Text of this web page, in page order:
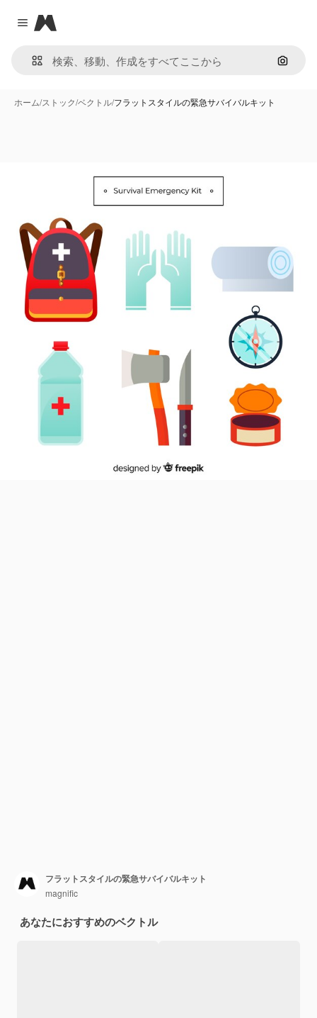
Close menu
Magnific
画像で
ホーム/ストック/ベクトル/フラットスタイルの緊急サバイバルキット
フラットスタイルの緊急サバイバルキット
magnific
あなたにおすすめのベクトル